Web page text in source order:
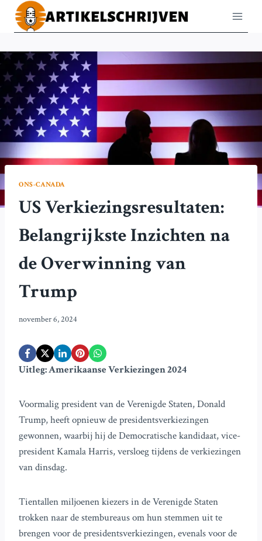
Doorgaan
naar
ONS-CANADA
US Verkiezingsresultaten:
Belangrijkste Inzichten na
de Overwinning van
Trump
november 6, 2024
Uitleg: Amerikaanse Verkiezingen 2024
Voormalig president van de Verenigde Staten, Donald
Trump, heeft opnieuw de presidentsverkiezingen
gewonnen, waarbij hij de Democratische kandidaat, vice-
president Kamala Harris, versloeg tijdens de verkiezingen
van dinsdag.
Tientallen miljoenen kiezers in de Verenigde Staten
trokken naar de stembureaus om hun stemmen uit te
brengen voor de presidentsverkiezingen, evenals voor de